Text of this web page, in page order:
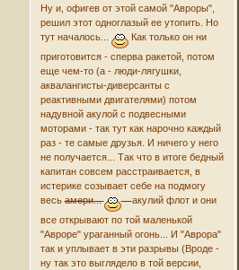
Ну и, офигев от этой самой "Авроры",
решил этот одноглазый ее утопить. Но
тут началось...
Как только он ни
приготовится - сперва ракетой, потом
еще чем-то (а - люди-лягушки,
аквалангисты-диверсанты с
реактивными двигателями) потом
надувной акулой с подвесными
моторами - так тут как нарочно каждый
раз - те самые друзья. И ничего у него
не получается... Так что в итоге бедный
капитан совсем расстраивается, в
истерике созывает себе на подмогу
весьамери...
акулий флот и они
все открывают по той маленькой
"Авроре" ураганный огонь... И "Аврора"
так и уплывает в эти разрывы (Вроде -
ну так это выглядело в той версии,